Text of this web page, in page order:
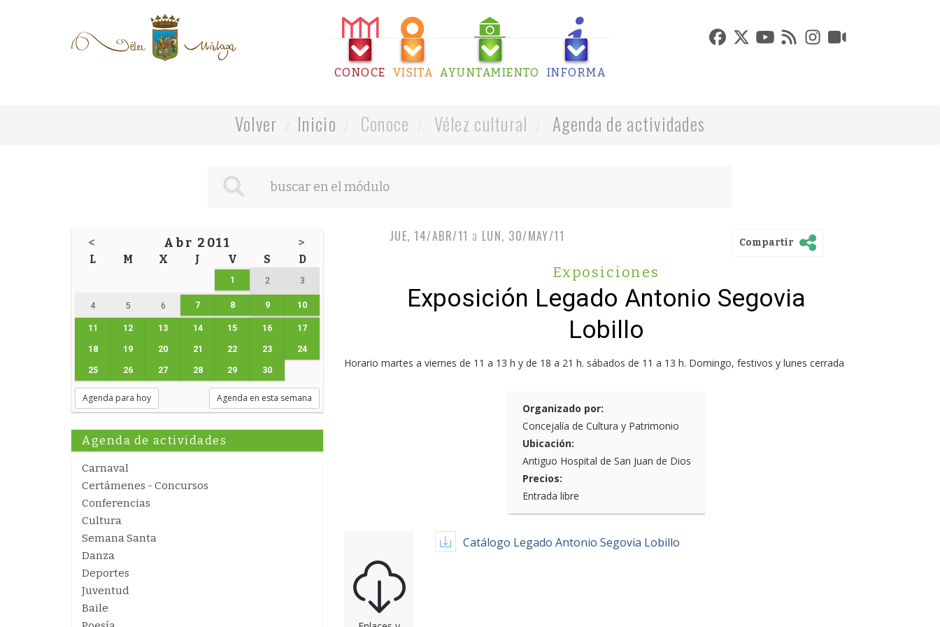
CONOCE VISITA AYUNTAMIENTO INFORMA
Volver Inicio Conoce Vélez cultural Agenda de actividades
< Abr 2011 >
L M X J V S D
1 2 3
4 5 6 7 8 9 10
11 12 13 14 15 16 17
18 19 20 21 22 23 24
25 26 27 28 29 30
Agenda para hoy Agenda en esta semana
Agenda de actividades
Carnaval
Certámenes - Concursos
Conferencias
Cultura
Semana Santa
Danza
Deportes
Juventud
Baile
JUE, 14/ABR/11 a LUN, 30/MAY/11 Compartir
Exposiciones
Exposición Legado Antonio Segovia
Lobillo
Horario martes a viernes de 11 a 13 h y de 18 a 21 h. sábados de 11 a 13 h. Domingo, festivos y lunes cerrada
Organizado por:
Concejalía de Cultura y Patrimonio
Ubicación:
Antiguo Hospital de San Juan de Dios
Precios:
Entrada libre
Catálogo Legado Antonio Segovia Lobillo